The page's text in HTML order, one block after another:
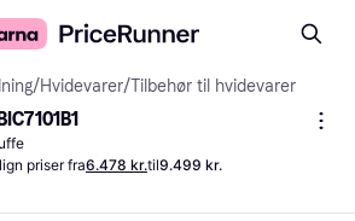
/Hvidevarer/Tilbehør til hvidevarer
priser fra6.478 kr.til9.499 kr.